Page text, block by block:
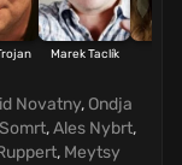
Marek Taclík
Novatny, Ondja
,Ales Nybrt,
, Meytsy